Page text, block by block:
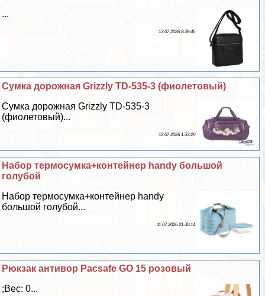
...
13 07 2026 8:39:46
Сумка дорожная Grizzly TD-535-3 (фиолетовый)
Сумка дорожная Grizzly TD-535-3
(фиолетовый)...
12 07 2026 1:33:20
Набор термосумка+контейнер handy большой
гoлyбой
Набор термосумка+контейнер handy
большой гoлyбой...
11 07 2026 21:30:14
Рюкзак антивор Pacsafe GO 15 розовый
;Вес: 0...